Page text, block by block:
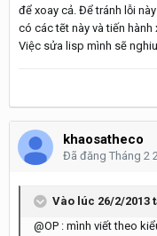
để xoay cả. Để tránh lỗi
có các tẽt này và tiến
Việc sửa lisp mình sẽ
khaosatheco
Đã đăng Tháng 2
Vào lúc 26/2/2013
@OP : mình viết theo